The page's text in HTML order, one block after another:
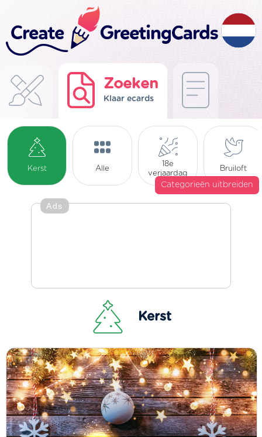
Zoeken
Klaar ecards
Kerst Alle
18e
verjaardag
Bruiloft
Categorieën uitbreiden
Ads
Kerst